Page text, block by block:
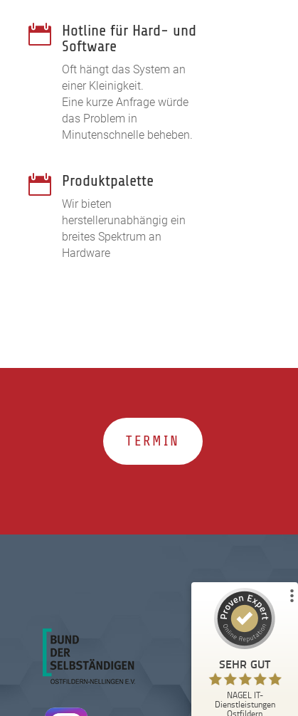

Hotline für Hard- und
Software
Oft hängt das System an
einer Kleinigkeit.
Eine kurze Anfrage würde
das Problem in
Minutenschnelle beheben.
 Produktpalette
Wir bieten
herstellerunabhängig ein
breites Spektrum an
Hardware
TERMIN
SEHR GUT
NAGEL IT-
Dienstleistungen
Ostfildern
1
Bewertung auf
ProvenExpert.com
Blick aufs ProvenExpert-Profil werfen
Anonym
4,98